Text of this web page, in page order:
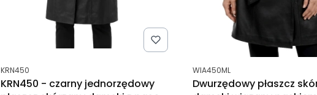
Kod produktu
KRN450
KRN450 - czarny jednorzędowy
Kod produktu
WIA450ML
Dwurzędowy płaszcz